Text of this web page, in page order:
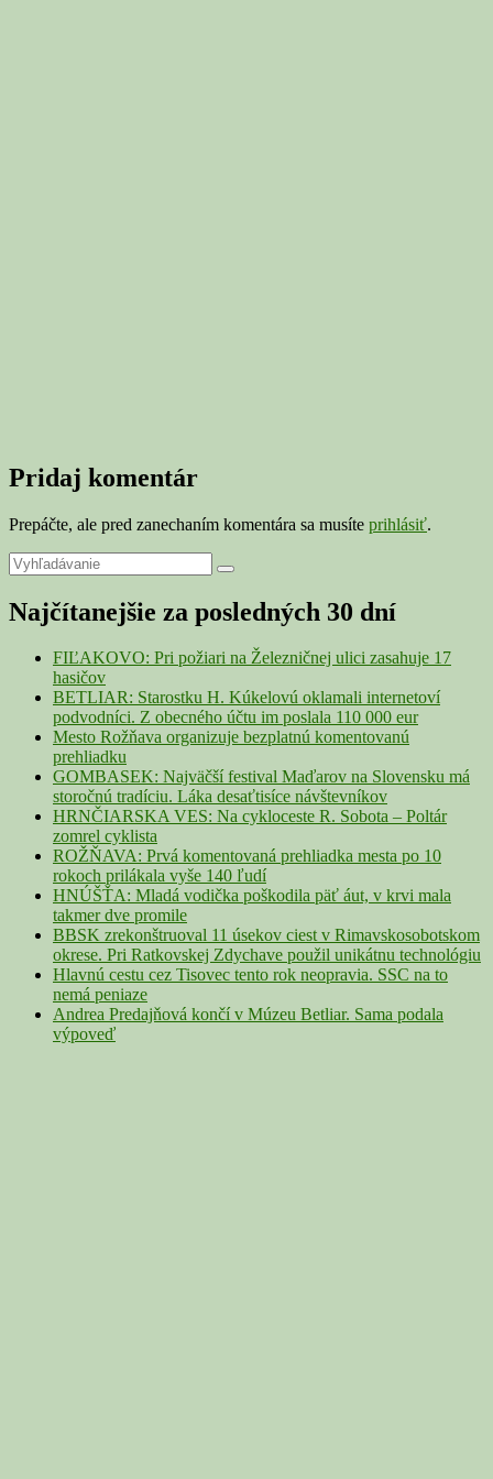
Pridaj komentár
Prepáčte, ale pred zanechaním komentára sa musíte prihlásiť.
Primary
Sidebar
Widget
Area
Search
for:
Search
Najčítanejšie za posledných 30 dní
FIĽAKOVO: Pri požiari na Železničnej ulici zasahuje 17
hasičov
BETLIAR: Starostku H. Kúkelovú oklamali internetoví
podvodníci. Z obecného účtu im poslala 110 000 eur
Mesto Rožňava organizuje bezplatnú komentovanú
prehliadku
GOMBASEK: Najväčší festival Maďarov na Slovensku má
storočnú tradíciu. Láka desaťtisíce návštevníkov
HRNČIARSKA VES: Na cykloceste R. Sobota – Poltár
zomrel cyklista
ROŽŇAVA: Prvá komentovaná prehliadka mesta po 10
rokoch prilákala vyše 140 ľudí
HNÚŠŤA: Mladá vodička poškodila päť áut, v krvi mala
takmer dve promile
BBSK zrekonštruoval 11 úsekov ciest v Rimavskosobotskom
okrese. Pri Ratkovskej Zdychave použil unikátnu technológiu
Hlavnú cestu cez Tisovec tento rok neopravia. SSC na to
nemá peniaze
Andrea Predajňová končí v Múzeu Betliar. Sama podala
výpoveď